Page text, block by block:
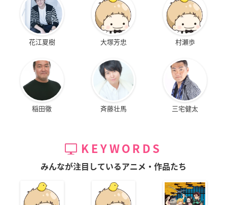
花江夏樹 大塚芳忠 村瀬歩
稲田徹 斉藤壮馬 三宅健太
KEYWORDS
みんなが注目しているアニメ・作品たち